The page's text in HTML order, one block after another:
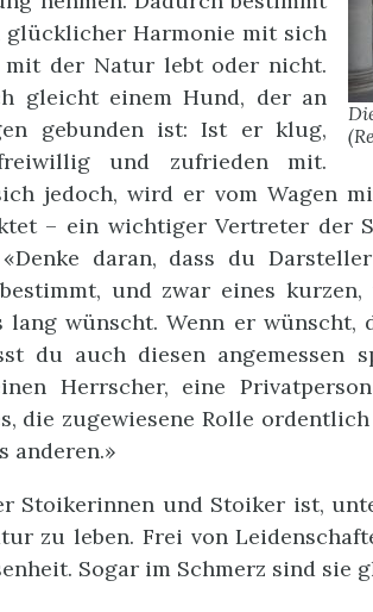
glücklicher Harmonie mit sich
mit der Natur lebt oder nicht.
gleicht einem Hund, der an
gebunden ist: Ist er klug,
und zufrieden mit.
jedoch, wird er vom Wagen
– ein wichtiger Vertreter der
daran, dass du
und zwar eines
lang wünscht. Wenn er wünscht,
du auch diesen angemessen
Herrscher, eine
die zugewiesene Rolle
anderen.»
Stoikerinnen und Stoiker ist,
zu leben. Frei von
Sogar im Schmerz sind sie